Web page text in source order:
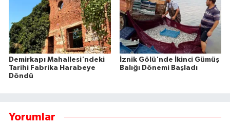
Demirkapı Mahallesi'ndeki
Tarihi Fabrika Harabeye
Döndü
İznik Gölü'nde İkinci Gümüş
Balığı Dönemi Başladı
Yorumlar